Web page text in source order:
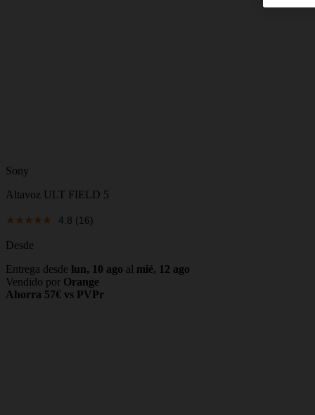
Sony
Altavoz ULT FIELD 5
4.8 (16)
Desde
Entrega desde lun, 10 ago al mié, 12 ago
Vendido por Orange
Ahorra 57€ vs PVPr